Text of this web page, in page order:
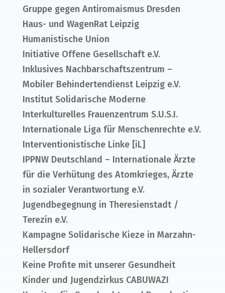
Gruppe gegen Antiromaismus Dresden
Haus- und WagenRat Leipzig
Humanistische Union
Initiative Offene Gesellschaft e.V.
Inklusives Nachbarschaftszentrum –
Mobiler Behindertendienst Leipzig e.V.
Institut Solidarische Moderne
Interkulturelles Frauenzentrum S.U.S.I.
Internationale Liga für Menschenrechte e.V.
Interventionistische Linke [iL]
IPPNW Deutschland – Internationale Ärzte
für die Verhütung des Atomkrieges, Ärzte
in sozialer Verantwortung e.V.
Jugendbegegnung in Theresienstadt /
Terezín e.V.
Kampagne Solidarische Kieze in Marzahn-
Hellersdorf
Keine Profite mit unserer Gesundheit
Kinder und Jugendzirkus CABUWAZI